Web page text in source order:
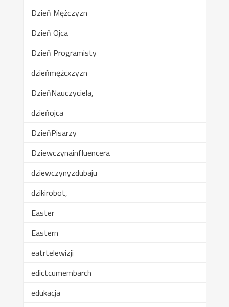
Dzień Mężczyzn
Dzień Ojca
Dzień Programisty
dzieńmężcxzyzn
DzieńNauczyciela,
dzieńojca
DzieńPisarzy
Dziewczynainfluencera
dziewczynyzdubaju
dzikirobot,
Easter
Eastern
eatrtelewizji
edictcumembarch
edukacja